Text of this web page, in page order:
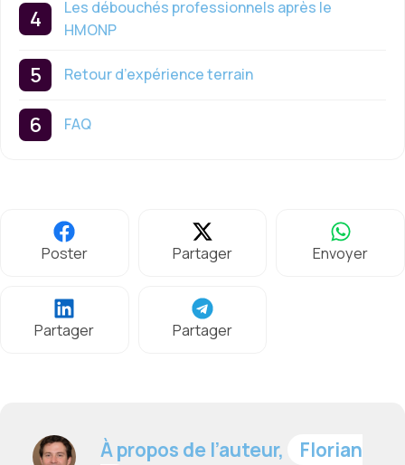
Les débouchés professionnels après le
HMONP
Retour d’expérience terrain
FAQ
Poster Partager Envoyer
Partager Partager
À propos de l’auteur,
Florian